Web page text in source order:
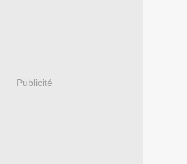
Publicité